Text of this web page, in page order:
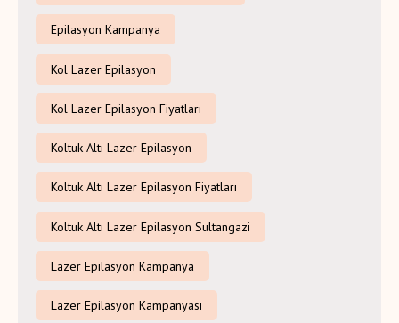
Epilasyon Kampanya
Kol Lazer Epilasyon
Kol Lazer Epilasyon Fiyatları
Koltuk Altı Lazer Epilasyon
Koltuk Altı Lazer Epilasyon Fiyatları
Koltuk Altı Lazer Epilasyon Sultangazi
Lazer Epilasyon Kampanya
Lazer Epilasyon Kampanyası